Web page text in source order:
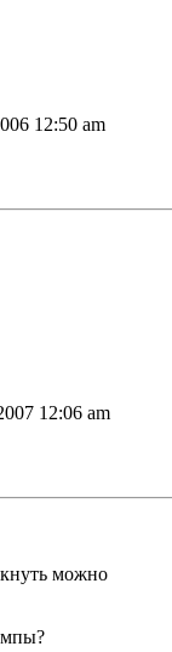
12:50 am
12:06 am
можно